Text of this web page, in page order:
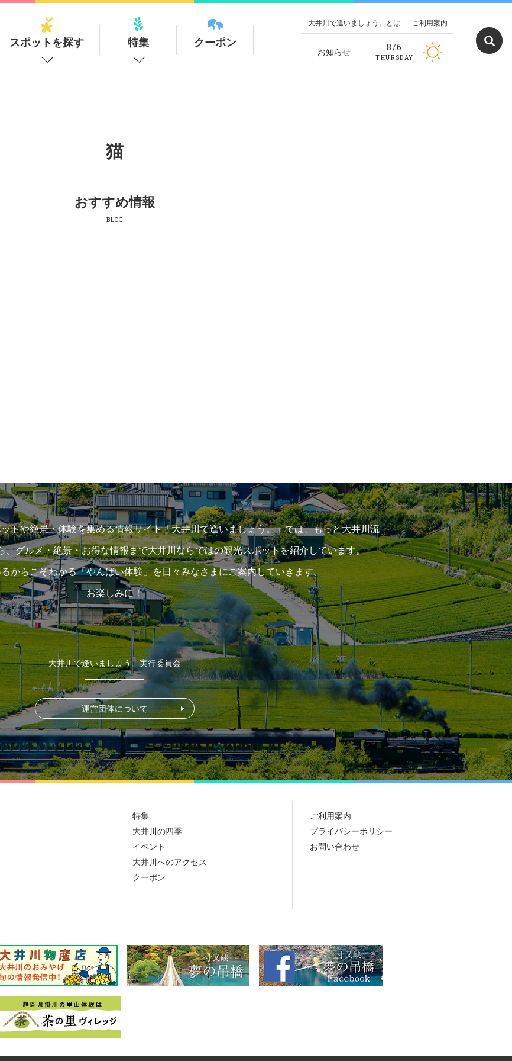
大井川で逢いましょう。とは ご利用案内
お知らせ 8/6
THURSDAY
スポットを探す 特集 クーポン
猫
おすすめ情報
BLOG
トや絶景・体験を集める情報サイト「大井川で逢いましょう。」では、もっと大井川流
、グルメ・絶景・お得な情報まで大井川ならではの観光スポットを紹介しています。
からこそわかる「やんばい体験」を日々みなさまにご案内していきます。
お楽しみに！
大井川で逢いましょう。実行委員会
運営団体について
特集
大井川の四季
イベント
大井川へのアクセス
クーポン
ご利用案内
プライバシーポリシー
お問い合わせ